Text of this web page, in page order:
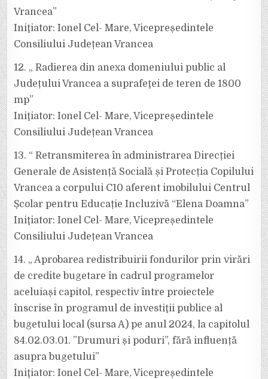
Vrancea”
Iniţiator: Ionel Cel- Mare, Vicepreședintele
Consiliului Județean Vrancea
12. „ Radierea din anexa domeniului public al
Județului Vrancea a suprafeţei de teren de 1800
mp”
Iniţiator: Ionel Cel- Mare, Vicepreședintele
Consiliului Județean Vrancea
13. “ Retransmiterea în administrarea Direcției
Generale de Asistență Socială și Protecția Copilului
Vrancea a corpului C10 aferent imobilului Centrul
Școlar pentru Educație Incluzivă “Elena Doamna”
Iniţiator: Ionel Cel- Mare, Vicepreședintele
Consiliului Județean Vrancea
14. „ Aprobarea redistribuirii fondurilor prin virări
de credite bugetare în cadrul programelor
aceluiași capitol, respectiv între proiectele
înscrise în programul de investiţii publice al
bugetului local (sursa A) pe anul 2024, la capitolul
84.02.03.01. ”Drumuri și poduri”, fără influență
asupra bugetului”
Iniţiator: Ionel Cel- Mare, Vicepreședintele